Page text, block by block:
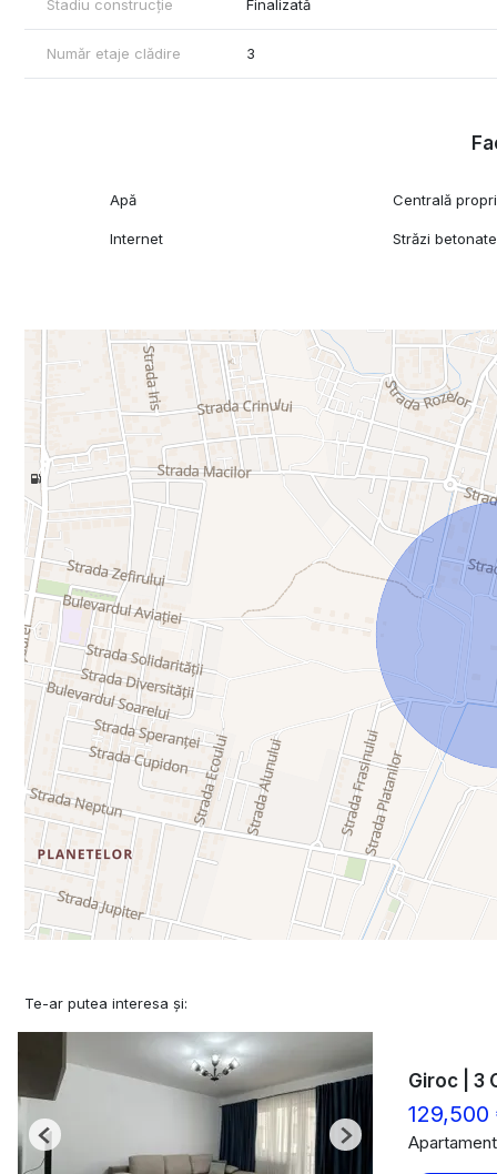
Locuința este potrivită atât pentru locuit, cât și pentru
Pentru mai multe informații sau pentru programarea unei
Stadiu construcție Finalizată
Număr etaje clădire 3
Apă Centrală
Internet Străzi betonate
Te-ar putea interesa și:
Previous Next
Giroc | 3
129,500